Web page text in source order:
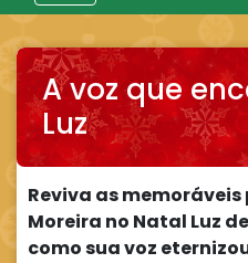
A voz que
Luz
Reviva as
Moreira no Natal Luz
como sua voz